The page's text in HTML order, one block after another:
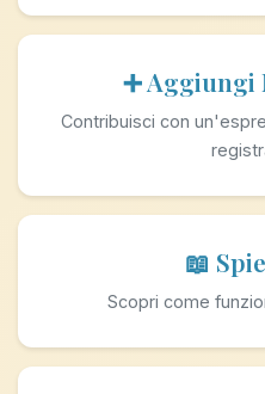
➕
Contribuisci con
📖
Scopri come